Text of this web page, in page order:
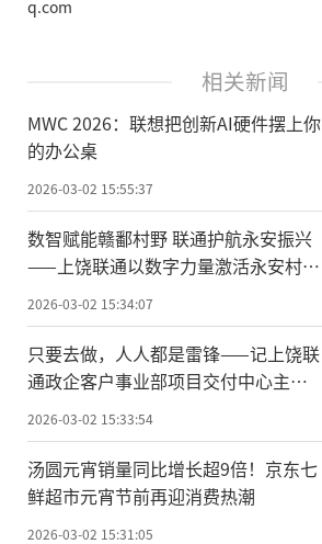
q.com
相关新闻
MWC 2026：联想把创新AI硬件摆上你
的办公桌
2026-03-02 15:55:37
数智赋能赣鄱村野 联通护航永安振兴
——上饶联通以数字力量激活永安村发
展内生动力
2026-03-02 15:34:07
只要去做，人人都是雷锋——记上饶联
通政企客户事业部项目交付中心主任
2026-03-02 15:33:54
汤圆元宵销量同比增长超9倍！京东七
鲜超市元宵节前再迎消费热潮
2026-03-02 15:31:05